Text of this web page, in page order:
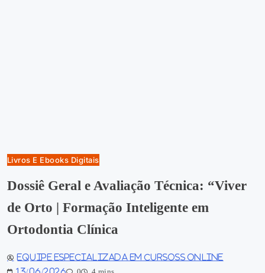
Livros E Ebooks Digitais
Dossiê Geral e Avaliação Técnica: “Viver
de Orto | Formação Inteligente em
Ortodontia Clínica
Equipe especializada em Cursoss Online
13/06/2026